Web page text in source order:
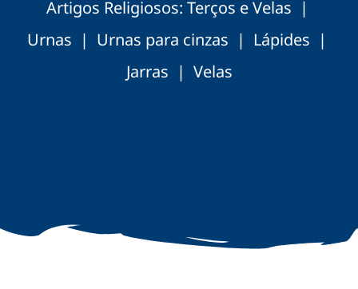
Artigos Religiosos: Terços e Velas |
Urnas | Urnas para cinzas | Lápides |
Jarras | Velas